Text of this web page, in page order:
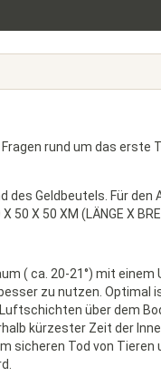
rund um das erste
Geldbeutels. Für den
50 X 50 XM (LÄNGE X
( ca. 20-21°) mit
zu nutzen. Optimal
über dem
kürzester Zeit der
sicheren Tod von